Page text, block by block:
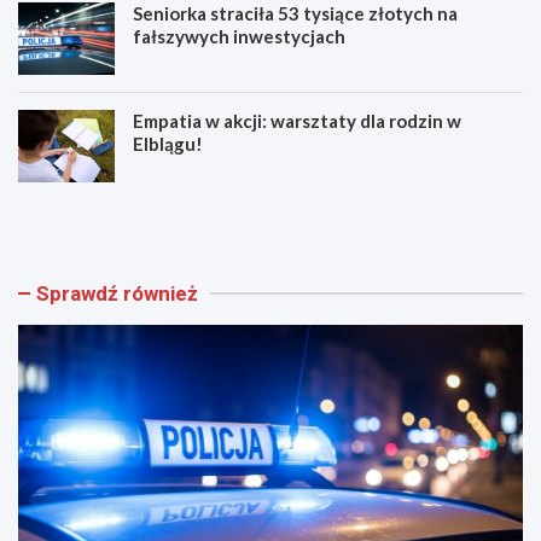
Seniorka straciła 53 tysiące złotych na
fałszywych inwestycjach
Empatia w akcji: warsztaty dla rodzin w
Elblągu!
Z
i
w
e
e
k
e
d
!
E
g
ó
w
t
ę
t
i
ż
Sprawdź również